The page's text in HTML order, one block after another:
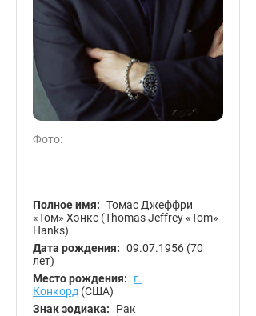
Фото:
Полное имя: Томас Джеффри
«Том» Хэнкс (Thomas Jeffrey «Tom»
Hanks)
Дата рождения: 09.07.1956 (70
лет)
Место рождения:
г.
Конкорд (США)
Знак зодиака:
Рак